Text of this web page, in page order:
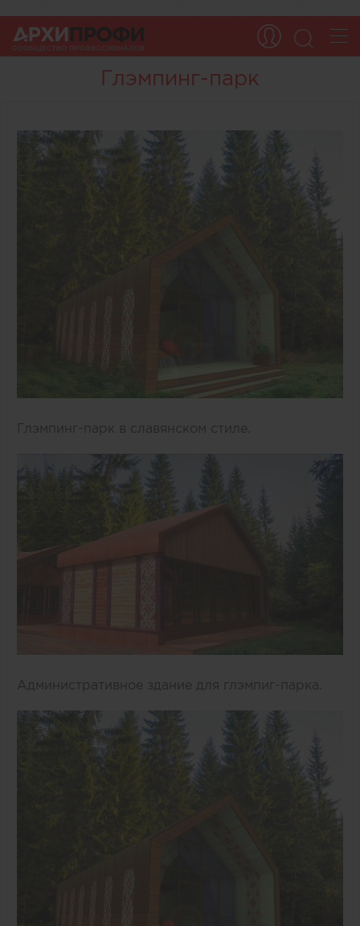
Глэмпинг-парк
Глэмпинг-парк в славянском стиле.
Административное здание для глэмпиг-парка.